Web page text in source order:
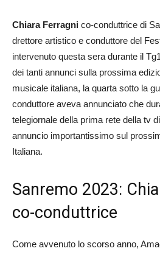
Chiara Ferragni co-conduttrice di
drettore artistico e conduttore del
intervenuto questa sera durante il
dei tanti annunci sulla prossima
musicale italiana, la quarta sotto la
conduttore aveva annunciato che
telegiornale della prima rete della tv
annuncio importantissimo sul
Italiana.
Sanremo 2023:
co-conduttrice
Come avvenuto lo scorso anno,